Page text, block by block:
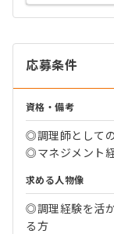
応募条件
資格・備考
◎調理師として
◎マネジメント
求める人物像
◎調理経験を活
る方